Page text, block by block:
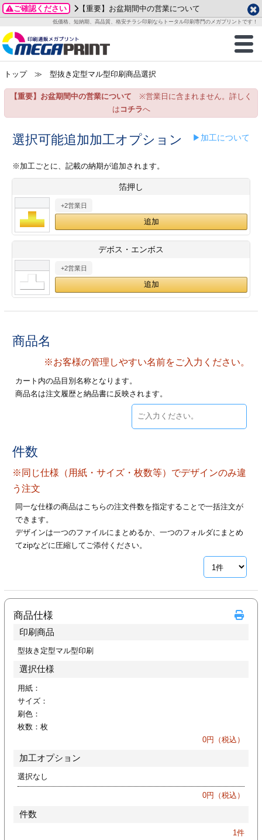
ご確認ください 【重要】お盆期間中の営業について
低価格、短納期、高品質、格安チラシ印刷ならトータル印刷専門のメガプリントです！
商品一覧
グッズ
ステッカー
ックカード印刷
業ツール印刷
＆盛り上げ印刷
ご利用ガイド
お客様へ
いて
方法
/送料について
刷
カード印刷
ックカード名刺
ムカード
型マル型印刷
ード印刷
印刷
ファイル印刷
ァイル印刷
印刷
印刷
リーブ印刷
加工
データ作成ガイド
成前に
ガイド
加工指示ガイド
テンプレート
ード印刷
名刺印刷
ックカード
ード印刷
印刷
形マル型
印刷
名刺印刷
ムカード印刷
刷
カード印刷
フォルダー
ァイル印刷
リーブ
一覧
わせ
り
プル請求
2026年 8月
月
火 水 木 金
土
1
3
4 5 6 7
8
15
24
25 26 27
29
土
1
2 3
8 9 10 11
12
14
15 16 17 18
19
25
26
28
29 30
トップ≫ 型抜き定型マル型印刷商品選択
【重要】お盆期間中の営業について ※営業日に含まれません。詳しく
は コチラへ
選択可能追加加工オプション ▶加工について
※加工ごとに、記載の納期が追加されます。
箔押し
+2営業日
デボス・エンボス
+2営業日
商品名
※お客様の管理しやすい名前をご入力ください。
カート内の品目別名称となります。
商品名は注文履歴と納品書に反映されます。
件数
※同じ仕様（用紙・サイズ・枚数等）でデザインのみ違
う注文
同一な仕様の商品はこちらの注文件数を指定することで一括注文が
できます。
デザインは一つのファイルにまとめるか、一つのフォルダにまとめ
てzipなどに圧縮してご添付ください。
商品仕様
印刷商品
型抜き定型マル型印刷
選択仕様
用紙：
サイズ：
刷色：
枚数： 枚
0円（税込）
加工オプション
選択なし
0円（税込）
件数
1件